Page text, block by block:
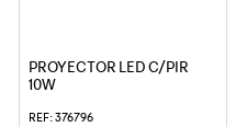
PROYECTOR LED C/PIR
10W
REF: 376796